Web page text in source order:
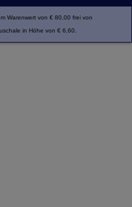
Warenwert von € 80,00 frei von
in Höhe von € 6,60.